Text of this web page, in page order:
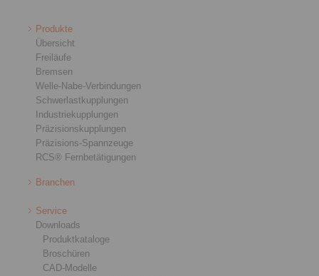
Produkte
Übersicht
Freiläufe
Bremsen
Welle-Nabe-Verbindungen
Schwerlastkupplungen
Industriekupplungen
Präzisionskupplungen
Präzisions-Spannzeuge
RCS® Fernbetätigungen
Branchen
Service
Downloads
Produktkataloge
Broschüren
CAD-Modelle